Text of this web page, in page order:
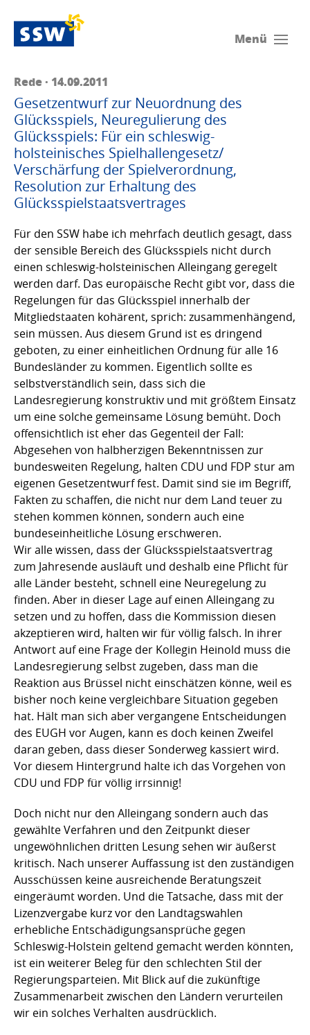
Menü
Rede · 14.09.2011
Gesetzentwurf zur Neuordnung des
Glücksspiels, Neuregulierung des
Glücksspiels: Für ein schleswig-
holsteinisches Spielhallengesetz/
Verschärfung der Spielverordnung,
Resolution zur Erhaltung des
Glücksspielstaatsvertrages
Für den SSW habe ich mehrfach deutlich gesagt, dass
der sensible Bereich des Glücksspiels nicht durch
einen schleswig-holsteinischen Alleingang geregelt
werden darf. Das europäische Recht gibt vor, dass die
Regelungen für das Glücksspiel innerhalb der
Mitgliedstaaten kohärent, sprich: zusammenhängend,
sein müssen. Aus diesem Grund ist es dringend
geboten, zu einer einheitlichen Ordnung für alle 16
Bundesländer zu kommen. Eigentlich sollte es
selbstverständlich sein, dass sich die
Landesregierung konstruktiv und mit größtem Einsatz
um eine solche gemeinsame Lösung bemüht. Doch
offensichtlich ist eher das Gegenteil der Fall:
Abgesehen von halbherzigen Bekenntnissen zur
bundesweiten Regelung, halten CDU und FDP stur am
eigenen Gesetzentwurf fest. Damit sind sie im Begriff,
Fakten zu schaffen, die nicht nur dem Land teuer zu
stehen kommen können, sondern auch eine
bundeseinheitliche Lösung erschweren.
Wir alle wissen, dass der Glücksspielstaatsvertrag
zum Jahresende ausläuft und deshalb eine Pflicht für
alle Länder besteht, schnell eine Neuregelung zu
finden. Aber in dieser Lage auf einen Alleingang zu
setzen und zu hoffen, dass die Kommission diesen
akzeptieren wird, halten wir für völlig falsch. In ihrer
Antwort auf eine Frage der Kollegin Heinold muss die
Landesregierung selbst zugeben, dass man die
Reaktion aus Brüssel nicht einschätzen könne, weil es
bisher noch keine vergleichbare Situation gegeben
hat. Hält man sich aber vergangene Entscheidungen
des EUGH vor Augen, kann es doch keinen Zweifel
daran geben, dass dieser Sonderweg kassiert wird.
Vor diesem Hintergrund halte ich das Vorgehen von
CDU und FDP für völlig irrsinnig!
Doch nicht nur den Alleingang sondern auch das
gewählte Verfahren und den Zeitpunkt dieser
ungewöhnlichen dritten Lesung sehen wir äußerst
kritisch. Nach unserer Auffassung ist den zuständigen
Ausschüssen keine ausreichende Beratungszeit
eingeräumt worden. Und die Tatsache, dass mit der
Lizenzvergabe kurz vor den Landtagswahlen
erhebliche Entschädigungsansprüche gegen
Schleswig-Holstein geltend gemacht werden könnten,
ist ein weiterer Beleg für den schlechten Stil der
Regierungsparteien. Mit Blick auf die zukünftige
Zusammenarbeit zwischen den Ländern verurteilen
wir ein solches Verhalten ausdrücklich.